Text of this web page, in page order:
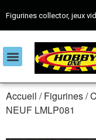
Figurines collector, jeux
Accueil /Figurines/
NEUF LMLP081